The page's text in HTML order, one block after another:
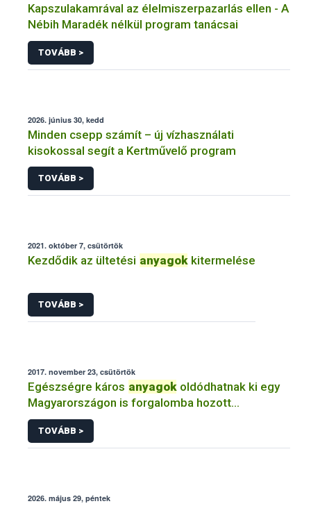
Kapszulakamrával az élelmiszerpazarlás ellen - A
Nébih Maradék nélkül program tanácsai
TOVÁBB >
2026. június 30, kedd
Minden csepp számít – új vízhasználati
kisokossal segít a Kertművelő program
TOVÁBB >
2021. október 7, csütörtök
Kezdődik az ültetési anyagok kitermelése
TOVÁBB >
2017. november 23, csütörtök
Egészségre káros anyagok oldódhatnak ki egy
Magyarországon is forgalomba hozott
etetőcumiból
TOVÁBB >
2026. május 29, péntek